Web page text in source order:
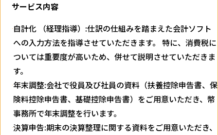
サービス内容
自計化 （経理指導）:仕訳の仕組みを踏まえた会計ソフト
への入力方法を指導させていただきます。 特に、消費税に
ついては重要度が高いため、併せて説明させていただきま
す。
年末調整:会社で役員及び社員の資料（扶養控除申告書、保
険料控除申告書、基礎控除申告書）をご用意いただき、幣
事務所で年末調整を行います。
決算申告:期末の決算整理に関する資料をご用意いただき、